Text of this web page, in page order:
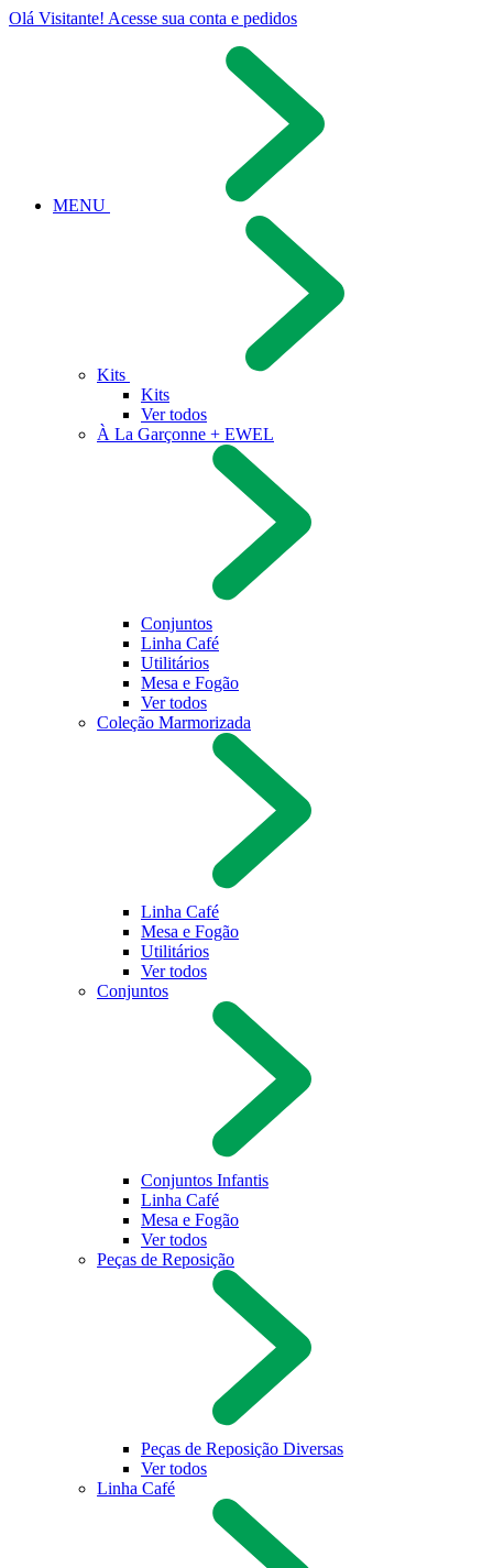
Olá Visitante! Acesse sua conta e pedidos
MENU
Kits
Kits
Ver todos
À La Garçonne + EWEL
Conjuntos
Linha Café
Utilitários
Mesa e Fogão
Ver todos
Coleção Marmorizada
Linha Café
Mesa e Fogão
Utilitários
Ver todos
Conjuntos
Conjuntos Infantis
Linha Café
Mesa e Fogão
Ver todos
Peças de Reposição
Peças de Reposição Diversas
Ver todos
Linha Café